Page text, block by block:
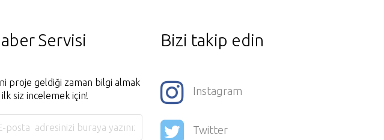
Servisi
proje geldiği zaman bilgi almak
siz incelemek için!
Bizi takip edin
Instagram
Twitter